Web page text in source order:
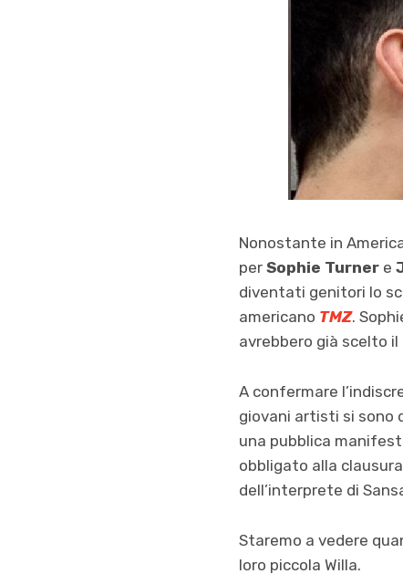
Nonostante in
per Sophie Turner e
diventati genitori lo
americano TMZ.
avrebbero già scelto il
A confermare
giovani artisti si sono
una pubblica
obbligato alla
dell’interprete di
Staremo a vedere
loro piccola Willa.